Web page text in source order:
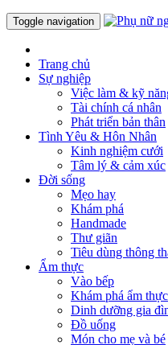
Toggle navigation
Trang chủ
Sự nghiệp
Việc làm & kỹ
Tài chính cá nhân
Phát triển bản thân
Tình Yêu & Hôn Nhân
Kinh nghiệm cưới
Tâm lý & cảm xúc
Đời sống
Mẹo hay
Khám phá
Handmade
Thư giãn
Tiêu dùng thông
Ẩm thực
Vào bếp
Khám phá ẩm thực
Dinh dưỡng gia
Đồ uống
Món cho mẹ và bé